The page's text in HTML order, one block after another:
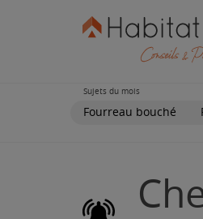
Sujets du mois
Fourreau bouché